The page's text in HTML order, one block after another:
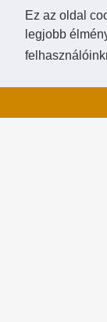
Ez az oldal
legjobb